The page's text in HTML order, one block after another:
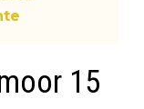
15